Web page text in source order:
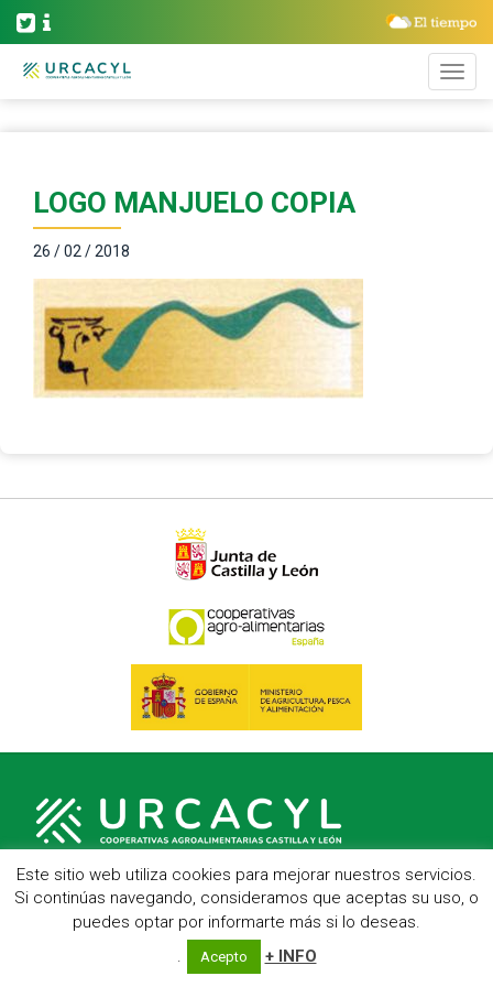
LOGO MANJUELO COPIA
26 / 02 / 2018
C/ Hípica, 1, entreplanta - 47007 Valladolid
Telf.: 983 23 95 15 - Fax: 983 22 23 56 -
Este sitio web utiliza cookies para mejorar nuestros servicios.
Si continúas navegando, consideramos que aceptas su uso, o
puedes optar por informarte más si lo deseas.
.
Acepto + INFO